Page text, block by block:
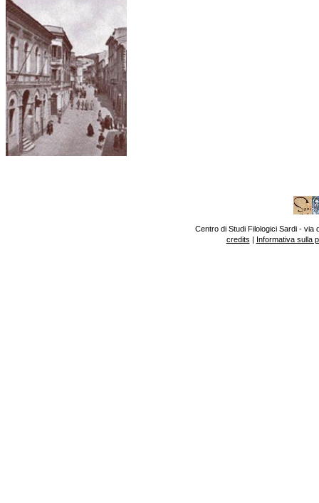
Centro di Studi Filologici Sardi - via
credits | Informativa sulla